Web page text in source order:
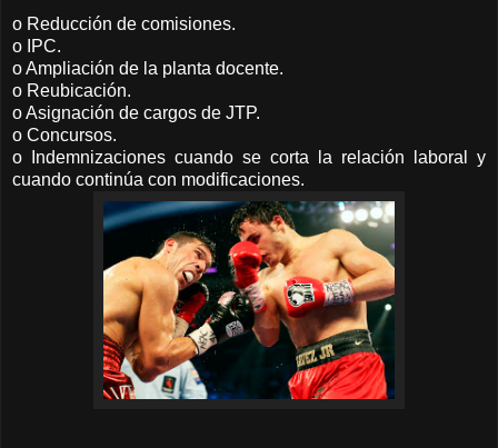
o Reducción de comisiones.
o IPC.
o Ampliación de la planta docente.
o Reubicación.
o Asignación de cargos de JTP.
o Concursos.
o Indemnizaciones cuando se corta la relación laboral y
cuando continúa con modificaciones.